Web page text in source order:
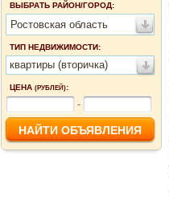
ВЫБРАТЬ РАЙОН/ГОРОД:
Ростовская область
ТИП НЕДВИЖИМОСТИ:
квартиры (вторичка)
ЦЕНА (РУБЛЕЙ):
-